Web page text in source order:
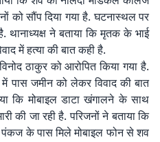
को सौंप दिया गया है. घटनास्थल पर
थानाध्यक्ष ने बताया कि मृतक के भाई
में हत्या की बात कही है.
ठाकुर को आरोपित किया गया है.
पास जमीन को लेकर विवाद की बात
कि मोबाइल डाटा खंगालने के साथ
की जा रही है. परिजनों ने बताया कि
पंकज के पास मिले मोबाइल फोन से शव